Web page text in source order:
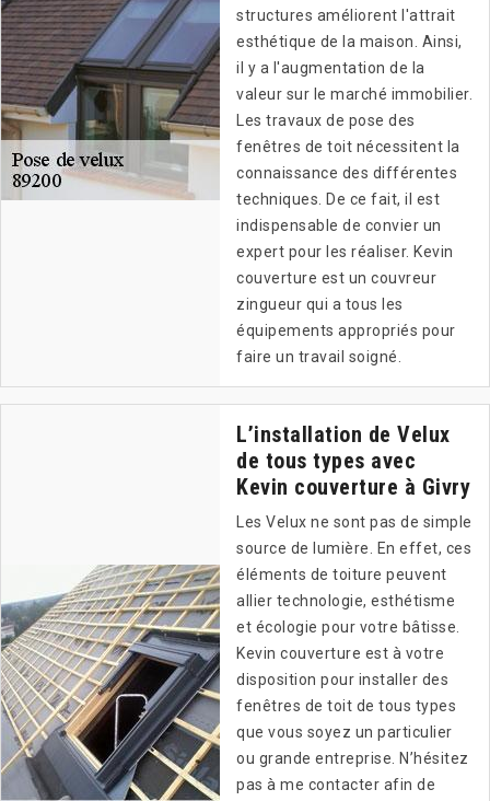
structures améliorent l'attrait
esthétique de la maison. Ainsi,
il y a l'augmentation de la
valeur sur le marché immobilier.
Les travaux de pose des
fenêtres de toit nécessitent la
connaissance des différentes
techniques. De ce fait, il est
indispensable de convier un
expert pour les réaliser. Kevin
couverture est un couvreur
zingueur qui a tous les
équipements appropriés pour
faire un travail soigné.
L’installation de Velux
de tous types avec
Kevin couverture à Givry
Les Velux ne sont pas de simple
source de lumière. En effet, ces
éléments de toiture peuvent
allier technologie, esthétisme
et écologie pour votre bâtisse.
Kevin couverture est à votre
disposition pour installer des
fenêtres de toit de tous types
que vous soyez un particulier
ou grande entreprise. N’hésitez
pas à me contacter afin de